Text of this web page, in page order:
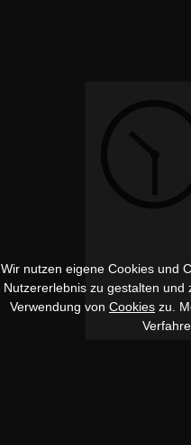
Wir nutzen eigene Cookies und
Nutzererlebnis zu gestalten
Verwendung von Cookies zu.